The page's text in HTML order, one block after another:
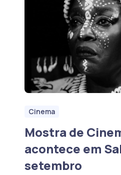
Cinema
Mostra de
acontece em
setembro